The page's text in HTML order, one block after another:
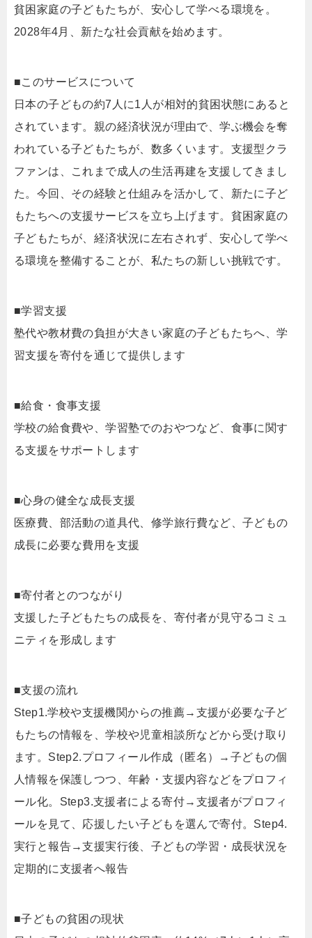
貧困家庭の子どもたちが、安心して学べる環境を。
2028年4月、新たな社会貢献を始めます。
■このサービスについて
日本の子どもの約7人に1人が相対的貧困状態にあると
されています。親の経済状況が理由で、学ぶ機会を奪
われている子どもたちが、数多くいます。支援型クラ
ファンは、これまで成人の生活再建を支援してきまし
た。今回、その経験と仕組みを活かして、新たに子ど
もたちへの支援サービスを立ち上げます。貧困家庭の
子どもたちが、経済状況に左右されず、安心して学べ
る環境を整備することが、私たちの新しい挑戦です。
■学習支援
塾代や教材費の負担が大きい家庭の子どもたちへ、学
習支援を寄付を通じて提供します
■給食・食事支援
学校の給食費や、学習塾でのおやつなど、食事に関す
る支援をサポートします
■心身の健全な成長支援
医療費、部活動の道具代、修学旅行費など、子どもの
成長に必要な費用を支援
■寄付者とのつながり
支援した子どもたちの成長を、寄付者が見守るコミュ
ニティを形成します
■支援の流れ
Step1.学校や支援機関からの推薦→支援が必要な子ど
もたちの情報を、学校や児童相談所などから受け取り
ます。Step2.プロフィール作成（匿名）→子どもの個
人情報を保護しつつ、年齢・支援内容などをプロフィ
ール化。Step3.支援者による寄付→支援者がプロフィ
ールを見て、応援したい子どもを選んで寄付。Step4.
実行と報告→支援実行後、子どもの学習・成長状況を
定期的に支援者へ報告
■子どもの貧困の現状